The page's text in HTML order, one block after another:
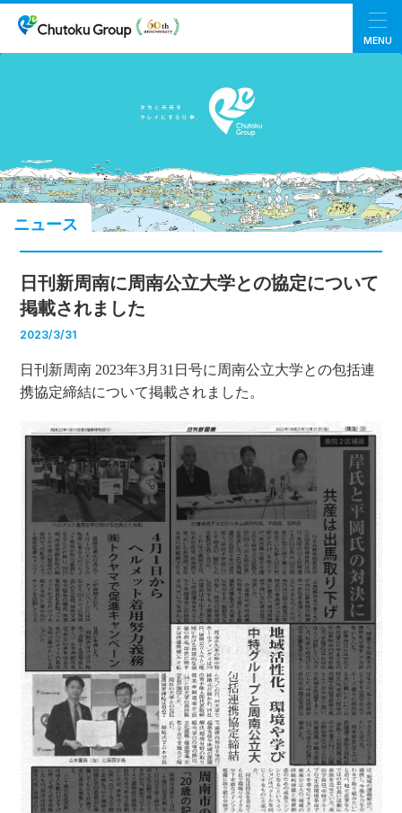
MENU
ニュース
日刊新周南に周南公立大学との協定について
掲載されました
2023/3/31
日刊新周南 2023年3月31日号に周南公立大学との包括連
携協定締結について掲載されました。